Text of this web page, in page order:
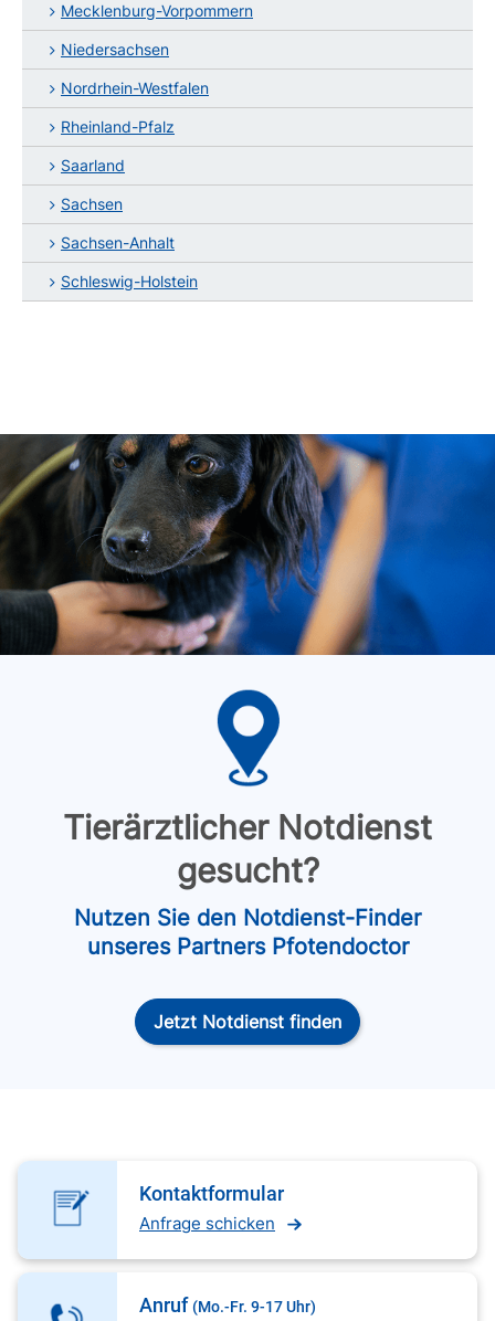
Mecklenburg-Vorpommern
Niedersachsen
Nordrhein-Westfalen
Rheinland-Pfalz
Saarland
Sachsen
Sachsen-Anhalt
Schleswig-Holstein
Tierärztlicher Notdienst
gesucht?
Nutzen Sie den Notdienst-Finder
unseres Partners Pfotendoctor
Jetzt Notdienst finden
Kontaktformular
Anfrage schicken
Anruf (Mo.-Fr. 9-17 Uhr)